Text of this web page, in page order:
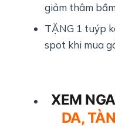
giảm thâm
TẶNG 1 tuýp
spot khi mua
XEM
DA,